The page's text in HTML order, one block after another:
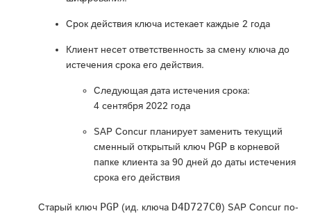
Срок действия ключа истекает каждые 2 года
Клиент несет ответственность за смену ключа до
истечения срока его действия.
Следующая дата истечения срока:
4 сентября 2022 года
SAP Concur планирует заменить текущий
сменный открытый ключ PGP в корневой
папке клиента за 90 дней до даты истечения
срока его действия
Старый ключ PGP (ид. ключа D4D727C0) SAP Concur по-